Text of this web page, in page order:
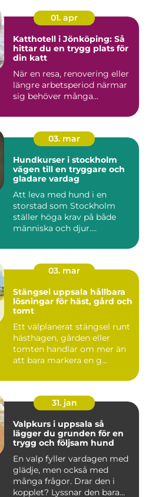
01. apr
Katthotell i Jönköping: Så
hittar du en trygg plats för
din katt
När en resa, renovering eller
längre arbetsperiod närmar
sig behöver många...
03. mar
Hundkurser i stockholm
vägen till en tryggare och
gladare vardag
Att leva med hund i en
storstad som Stockholm
ställer höga krav på både
människa och djur.
03. mar
Stängsel uppsala hållbara
lösningar för häst, gård och
tomt
Ett välplanerat stängsel runt
hästhagen, gården eller
tomten handlar om mer än
att bara markera en g...
31. jan
Valpkurs i uppsala så
lägger du grunden för en
trygg och följsam hund
En valp fyller vardagen med
glädje, men också med
många frågor. Drar den i
kopplet? Lyssnar den bara...